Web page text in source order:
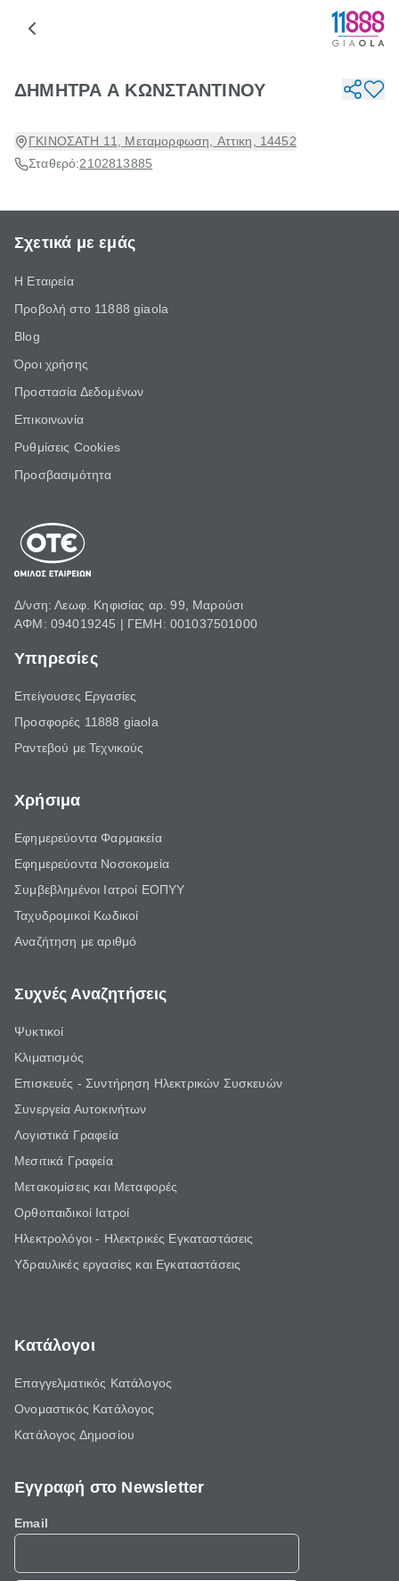
ΔΗΜΗΤΡΑ Α ΚΩΝΣΤΑΝΤΙΝΟΥ
ΓΚΙΝΟΣΑΤΗ 11, Μεταμορφωση, Αττικη, 14452
Σταθερό:2102813885
Σχετικά με εμάς
Η Εταιρεία
Προβολή στο 11888 giaola
Blog
Όροι χρήσης
Προστασία Δεδομένων
Επικοινωνία
Ρυθμίσεις Cookies
Προσβασιμότητα
Δ/νση: Λεωφ. Κηφισίας αρ. 99, Μαρούσι
ΑΦΜ: 094019245 | ΓΕΜΗ: 001037501000
Υπηρεσίες
Επείγουσες Εργασίες
Προσφορές 11888 giaola
Ραντεβού με Τεχνικούς
Χρήσιμα
Εφημερεύοντα Φαρμακεία
Εφημερεύοντα Νοσοκομεία
Συμβεβλημένοι Ιατροί ΕΟΠΥΥ
Ταχυδρομικοί Κωδικοί
Αναζήτηση με αριθμό
Συχνές Αναζητήσεις
Ψυκτικοί
Κλιματισμός
Επισκευές - Συντήρηση Ηλεκτρικών Συσκευών
Συνεργεία Αυτοκινήτων
Λογιστικά Γραφεία
Μεσιτικά Γραφεία
Μετακομίσεις και Μεταφορές
Ορθοπαιδικοί Ιατροί
Ηλεκτρολόγοι - Ηλεκτρικές Εγκαταστάσεις
Υδραυλικές εργασίες και Εγκαταστάσεις
Κατάλογοι
Επαγγελματικός Κατάλογος
Ονομαστικός Κατάλογος
Κατάλογος Δημοσίου
Εγγραφή στο Newsletter
Email